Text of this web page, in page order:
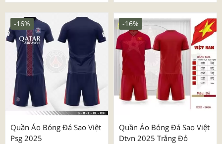
Quần Áo Bóng Đá Sao Việt
Psg 2025
-16%
Quần Áo Bóng Đá Sao Việt
Dtvn 2025 Trắng Đỏ
-16%